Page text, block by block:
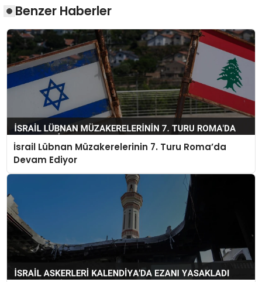
Benzer Haberler
İsrail Lübnan Müzakerelerinin 7. Turu Roma’da
Devam Ediyor